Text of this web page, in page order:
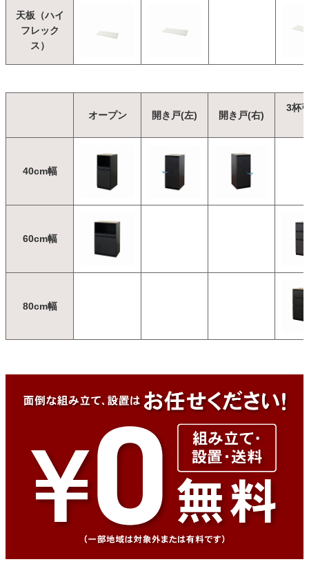
天板（ハイ
フレック
ス）
オープン 開き戸(左) 開き戸(右)
3杯
40cm幅
60cm幅
80cm幅